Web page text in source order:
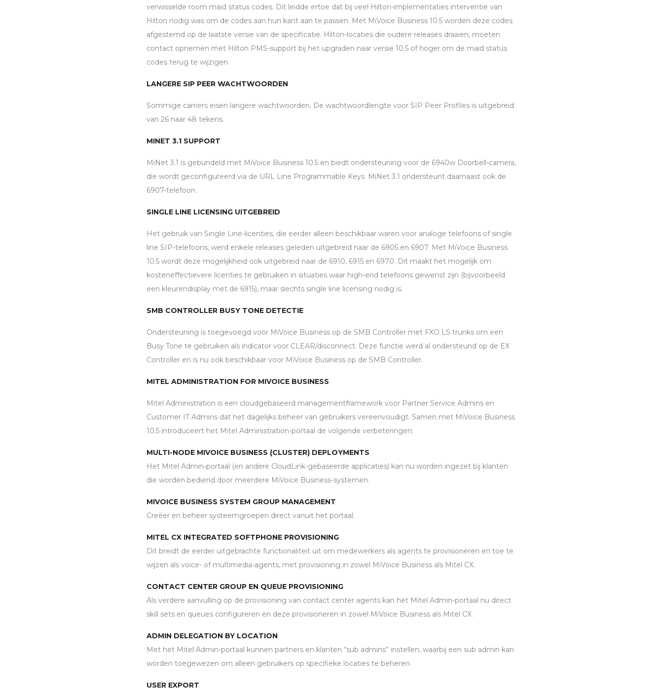
verwisselde room maid status codes. Dit leidde ertoe dat bij veel Hilton-implementaties interventie van
Hilton nodig was om de codes aan hun kant aan te passen. Met MiVoice Business 10.5 worden deze codes
afgestemd op de laatste versie van de specificatie. Hilton-locaties die oudere releases draaien, moeten
contact opnemen met Hilton PMS-support bij het upgraden naar versie 10.5 of hoger om de maid status
codes terug te wijzigen.
LANGERE SIP PEER WACHTWOORDEN
Sommige carriers eisen langere wachtwoorden. De wachtwoordlengte voor SIP Peer Profiles is uitgebreid
van 26 naar 48 tekens.
MINET 3.1 SUPPORT
MiNet 3.1 is gebundeld met MiVoice Business 10.5 en biedt ondersteuning voor de 6940w Doorbell-camera,
die wordt geconfigureerd via de URL Line Programmable Keys. MiNet 3.1 ondersteunt daarnaast ook de
6907-telefoon.
SINGLE LINE LICENSING UITGEBREID
Het gebruik van Single Line-licenties, die eerder alleen beschikbaar waren voor analoge telefoons of single
line SIP-telefoons, werd enkele releases geleden uitgebreid naar de 6905 en 6907. Met MiVoice Business
10.5 wordt deze mogelijkheid ook uitgebreid naar de 6910, 6915 en 6970. Dit maakt het mogelijk om
kosteneffectievere licenties te gebruiken in situaties waar high-end telefoons gewenst zijn (bijvoorbeeld
een kleurendisplay met de 6915), maar slechts single line licensing nodig is.
SMB CONTROLLER BUSY TONE DETECTIE
Ondersteuning is toegevoegd voor MiVoice Business op de SMB Controller met FXO LS trunks om een
Busy Tone te gebruiken als indicator voor CLEAR/disconnect. Deze functie werd al ondersteund op de EX
Controller en is nu ook beschikbaar voor MiVoice Business op de SMB Controller.
MITEL ADMINISTRATION FOR MIVOICE BUSINESS
Mitel Administration is een cloudgebaseerd managementframework voor Partner Service Admins en
Customer IT Admins dat het dagelijks beheer van gebruikers vereenvoudigt. Samen met MiVoice Business
10.5 introduceert het Mitel Administration-portaal de volgende verbeteringen:
MULTI-NODE MIVOICE BUSINESS (CLUSTER) DEPLOYMENTS
Het Mitel Admin-portaal (en andere CloudLink-gebaseerde applicaties) kan nu worden ingezet bij klanten
die worden bediend door meerdere MiVoice Business-systemen.
MIVOICE BUSINESS SYSTEM GROUP MANAGEMENT
Creëer en beheer systeemgroepen direct vanuit het portaal.
MITEL CX INTEGRATED SOFTPHONE PROVISIONING
Dit breidt de eerder uitgebrachte functionaliteit uit om medewerkers als agents te provisioneren en toe te
wijzen als voice- of multimedia-agents, met provisioning in zowel MiVoice Business als Mitel CX.
CONTACT CENTER GROUP EN QUEUE PROVISIONING
Als verdere aanvulling op de provisioning van contact center agents kan het Mitel Admin-portaal nu direct
skill sets en queues configureren en deze provisioneren in zowel MiVoice Business als Mitel CX.
ADMIN DELEGATION BY LOCATION
Met het Mitel Admin-portaal kunnen partners en klanten “sub admins” instellen, waarbij een sub admin kan
worden toegewezen om alleen gebruikers op specifieke locaties te beheren.
USER EXPORT